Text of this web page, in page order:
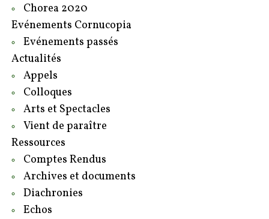
Chorea 2020
Evénements Cornucopia
Evénements passés
Actualités
Appels
Colloques
Arts et Spectacles
Vient de paraître
Ressources
Comptes Rendus
Archives et documents
Diachronies
Echos